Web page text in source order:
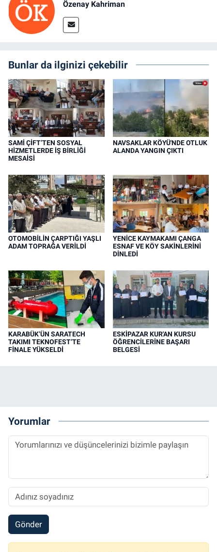
Özenay Kahriman
Bunlar da ilginizi çekebilir
SAMİ ÇİFT’TEN SOSYAL
HİZMETLERDE İŞ BİRLİĞİ
MESAİSİ
NAVSAKLAR KÖYÜ'NDE OTLUK
ALANDA YANGIN ÇIKTI
OTOMOBİLİN ÇARPTIĞI YAŞLI
ADAM TOPRAĞA VERİLDİ
YENİCE KAYMAKAMI ÇANGA
ESNAF VE KÖY SAKİNLERİNİ
DİNLEDİ
KARABÜK’ÜN SARATECH
TAKIMI TEKNOFEST’TE
FİNALE YÜKSELDİ
ESKİPAZAR KUR'AN KURSU
ÖĞRENCİLERİNE BAŞARI
BELGESİ
Yorumlar
Gönder